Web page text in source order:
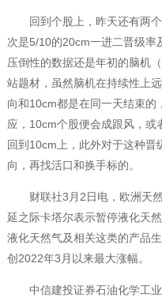
回到个股上，昨天还有两个
次是5/10的20cm一进二晋级
压倒性的数据还是年初的脑机
站题材，虽然脑机在持续性上
向和10cm都是在同一天结束的
应，10cm个股便会成跟风，
回到10cm上，此外对于这种
向，再找活口和换手标的。
财联社3月2日电，欧洲天然
延之际卡塔尔表示暂停液化天
液化天然气及相关这类的产品
创2022年3月以来最大涨幅。
中信建投证券石油化学工业